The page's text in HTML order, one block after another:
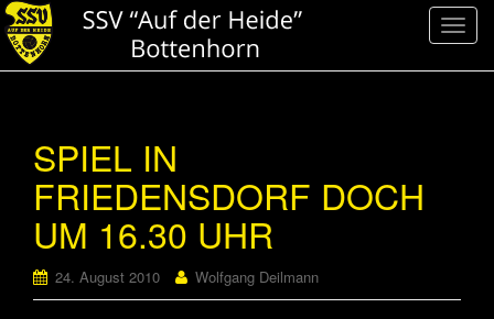
S
g
SPIEL IN
FRIEDENSDORF DOCH
UM 16.30 UHR
24. August 2010 Wolfgang Deilmann